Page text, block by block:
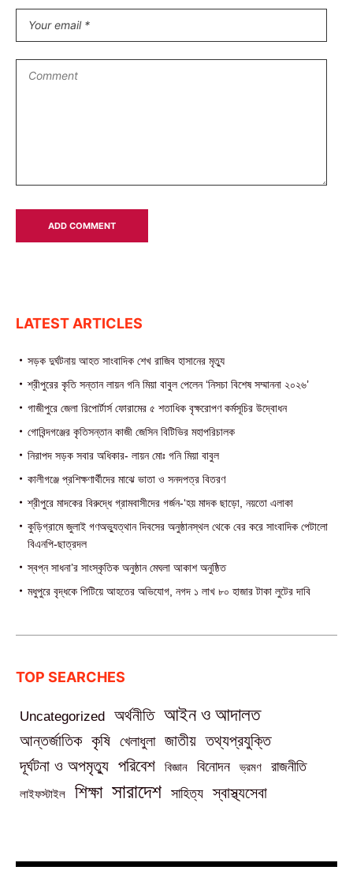
LATEST ARTICLES
সড়ক দুর্ঘটনায় আহত সাংবাদিক শেখ রাজিব হাসানের মৃত্যু
শ্রীপুরের কৃতি সন্তান লায়ন গনি মিয়া বাবুল পেলেন ‘নিসচা বিশেষ সম্মাননা ২০২৬’
গাজীপুরে জেলা রিপোর্টার্স ফোরামের ৫ শতাধিক বৃক্ষরোপণ কর্মসূচির উদ্বোধন
গোবিন্দগঞ্জের কৃতিসন্তান কাজী জেসিন বিটিভির মহাপরিচালক
নিরাপদ সড়ক সবার অধিকার- লায়ন মোঃ গনি মিয়া বাবুল
কালীগঞ্জে প্রশিক্ষণার্থীদের মাঝে ভাতা ও সনদপত্র বিতরণ
শ্রীপুরে মাদকের বিরুদ্ধে গ্রামবাসীদের গর্জন-‘হয় মাদক ছাড়ো, নয়তো এলাকা
কুড়িগ্রামে জুলাই গণঅভ্যুত্থান দিবসের অনুষ্ঠানস্থল থেকে বের করে সাংবাদিক পেটালো
বিএনপি-ছাত্রদল
স্বপ্ন সাধনা’র সাংস্কৃতিক অনুষ্ঠান মেঘলা আকাশ অনুষ্ঠিত
মধুপুরে বৃদ্ধকে পিটিয়ে আহতের অভিযোগ, নগদ ১ লাখ ৮০ হাজার টাকা লুটের দাবি
TOP SEARCHES
Uncategorized অর্থনীতি আইন ও আদালত
আন্তর্জাতিক কৃষি খেলাধুলা জাতীয় তথ্যপ্রযুক্তি
দূর্ঘটনা ও অপমৃত্যু পরিবেশ বিজ্ঞান বিনোদন ভ্রমণ রাজনীতি
লাইফস্টাইল শিক্ষা সারাদেশ সাহিত্য স্বাস্থ্যসেবা